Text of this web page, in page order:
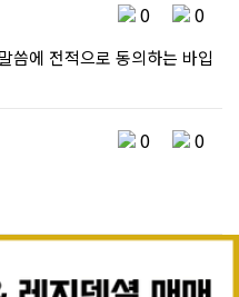
0 0
씀에 전적으로 동의하는 바입
0 0